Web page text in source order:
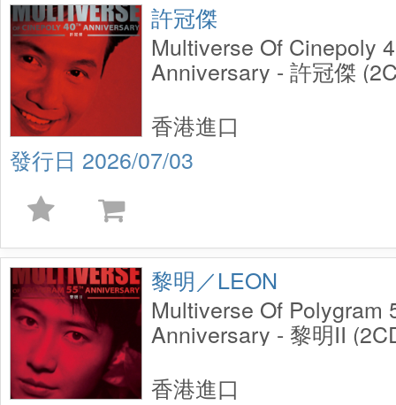
許冠傑
Multiverse Of Cinepoly
Anniversary - 許冠傑
2026/07/03
香港進口
黎明／LEON
Multiverse Of Polygram
Anniversary - 黎明II
香港進口